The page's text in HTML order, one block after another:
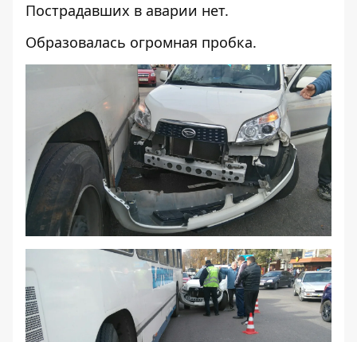
Пострадавших в аварии нет.
Образовалась огромная пробка.